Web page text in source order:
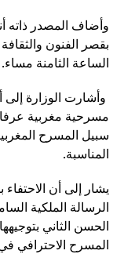
وأضاف المصدر ذاته
الساعة الثامنة مساء.
وأشارت الوزارة إلى
مسرحية مغربية
سبيل المسرح
المناسبة.
يشار إلى أن
الرسالة الملكية
الحسن الثاني
المسرح الاحترافي في 14 ماي